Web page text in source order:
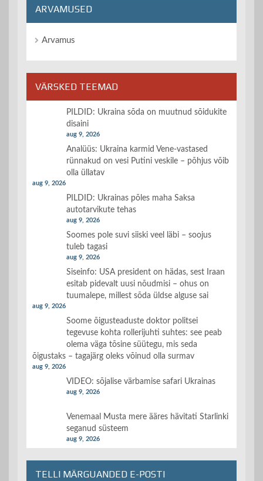
ARVAMUSED
Arvamus
VÄRSKED TEEMAD
PILDID: Ukraina sõda on muutnud sõidukite
disaini
aug 9, 2026
Analüüs: Ukraina karmid Vene-vastased
rünnakud on vesi Putini veskile – põhjus võib
olla üllatav
aug 9, 2026
PILDID: Ukrainas põles maha Saksa
autotarvikute tehas
aug 9, 2026
Soomes pole suvi siiski veel läbi – soojus
tuleb tagasi
aug 9, 2026
Siseinfo: USA president on hädas, sest Iraan
esitab pidevalt uusi nõudmisi – ohus on
tuumalepe, millest sõda üldse alguse sai
aug 9, 2026
Soome õigusteaduste doktor politsei
tegevuse kohta rollerijuhti suhtes: see peab
olema väga tõsine süütegu, mis seda
õigustaks – tagajärg oleks võinud olla surmav
aug 9, 2026
VIDEO: sõjalise värbamise safari Ukrainas
aug 9, 2026
Venemaal Musta mere ääres hävitati Starlinki
seganud süsteem
aug 9, 2026
TELLI MÄRGUANDED E-POSTI